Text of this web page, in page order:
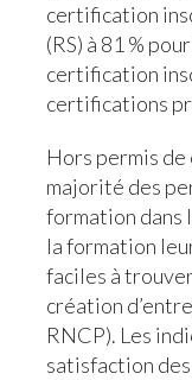
certification
(RS) à 81 %
certification
certifications
Hors permis
majorité des
formation dans
la formation
faciles à
création
RNCP). Les
satisfaction